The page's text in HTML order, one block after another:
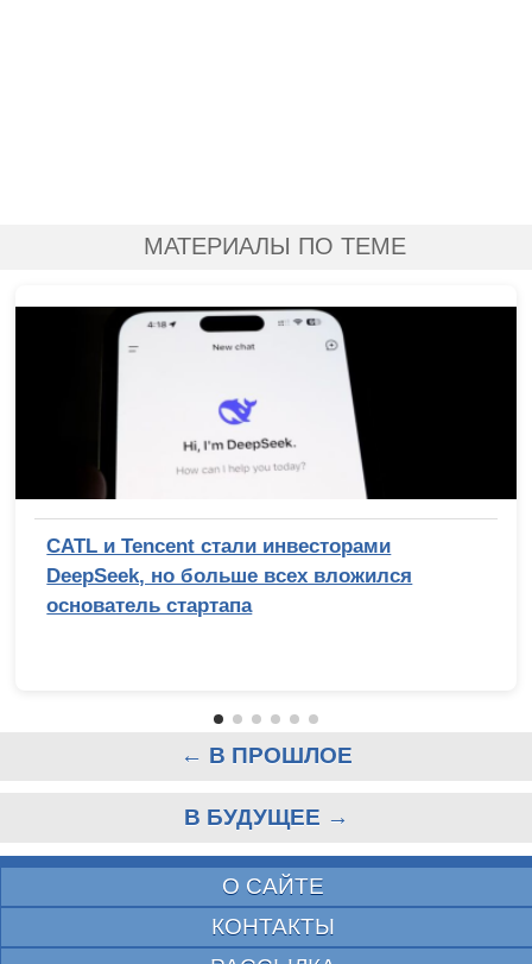
МАТЕРИАЛЫ ПО ТЕМЕ
CATL и Tencent стали инвесторами
DeepSeek, но больше всех вложился
основатель стартапа
← В ПРОШЛОЕ
В БУДУЩЕЕ →
О САЙТЕ
КОНТАКТЫ